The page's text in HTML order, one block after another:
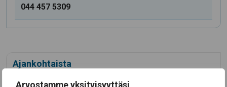
Arvostamme yksityisyyttäsi
044 457 5309
Ajankohtaista